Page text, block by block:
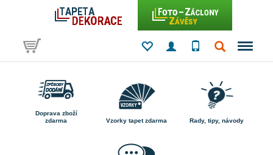
Doprava zboží
zdarma
Vzorky tapet zdarma Rady, tipy, návody